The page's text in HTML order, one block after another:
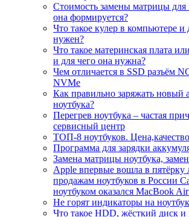
Стоимость замены матрицы для
она формируется?
Что такое кулер в компьютере и
нужен?
Что такое материнская плата
и для чего она нужна?
Чем отличается в SSD разъём
NVMe
Как правильно заряжать новый
ноутбука?
Перегрев ноутбука – частая
сервисный центр
ТОП-8 ноутбуков.
Программа для зарядки
Замена матрицы ноутбука,
Apple впервые вошла в пятёрку
продажам ноутбуков в России
ноутбуком оказался MacBook
Не горят индикаторы на
Что такое HDD, жёсткий диск и